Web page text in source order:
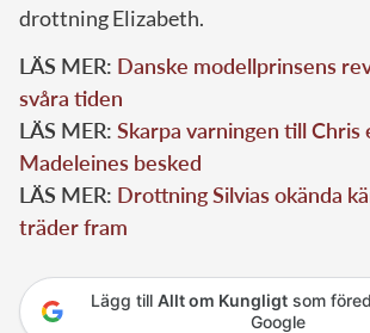
drottning Elizabeth.
LÄS MER: Danske modellprinsens
svåra tiden
LÄS MER: Skarpa varningen till Chris
Madeleines besked
LÄS MER: Drottning Silvias okända
träder fram
Lägg till Allt om Kungligtsom
Google